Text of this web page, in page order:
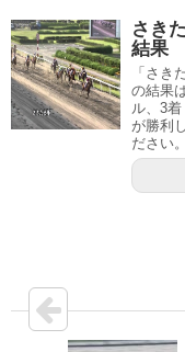
さき
結果
「さき
の結果
ル、3
が勝利
ださい。